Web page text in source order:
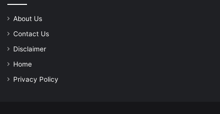
About Us
Contact Us
Disclaimer
Home
Privacy Policy